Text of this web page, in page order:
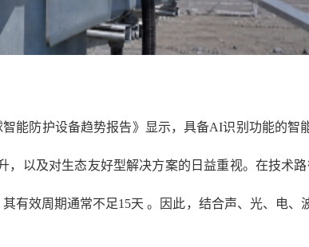
能防护设备趋势报告》显示，具备AI识别功能的
，以及对生态友好型解决方案的日益重视。 在技术
有效周期通常不足15天 。因此，结合声、光、电、